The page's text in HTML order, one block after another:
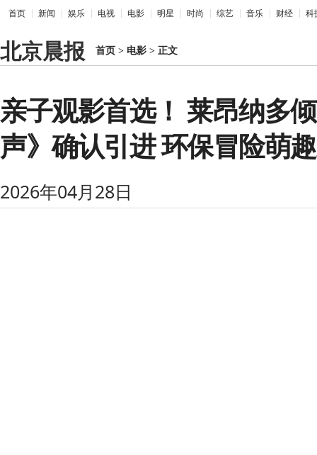
首页 新闻 娱乐 电视 电影 明星 时尚 综艺 音乐 财经 科
北京晨报 首页 > 电影 > 正文
亲子观影首选！ 莱昂纳多
声》确认引进 环保冒险萌
2026年04月28日